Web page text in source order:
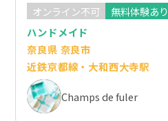
オンライン不可
無料体験あり
ハンドメイド
奈良県 奈良市
近鉄京都線・大和西大寺駅
Champs de fuler